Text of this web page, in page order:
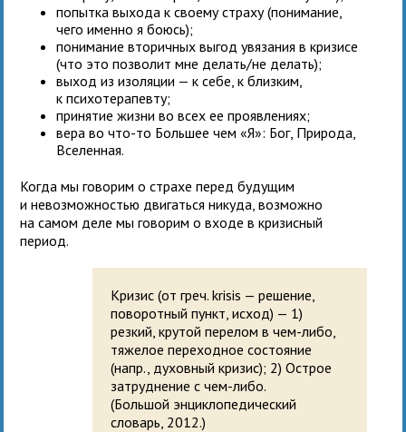
попытка выхода к своему страху (понимание,
чего именно я боюсь);
понимание вторичных выгод увязания в кризисе
(что это позволит мне делать/не делать);
выход из изоляции — к себе, к близким,
к психотерапевту;
принятие жизни во всех ее проявлениях;
вера во что-то Большее чем «Я»: Бог, Природа,
Вселенная.
Когда мы говорим о страхе перед будущим
и невозможностью двигаться никуда, возможно
на самом деле мы говорим о входе в кризисный
период.
Кризис (от греч. krisis — решение,
поворотный пункт, исход) — 1)
резкий, крутой перелом в чем-либо,
тяжелое переходное состояние
(напр., духовный кризис); 2) Острое
затруднение с чем-либо.
(Большой энциклопедический
словарь, 2012.)